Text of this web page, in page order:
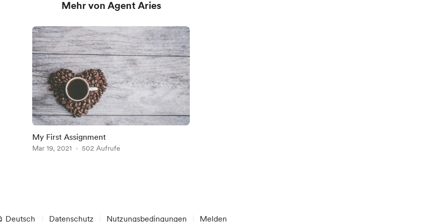
Mehr von Agent Aries
My First Assignment
Mar 19, 2021 502 Aufrufe
Deutsch Datenschutz Nutzungsbedingungen Melden